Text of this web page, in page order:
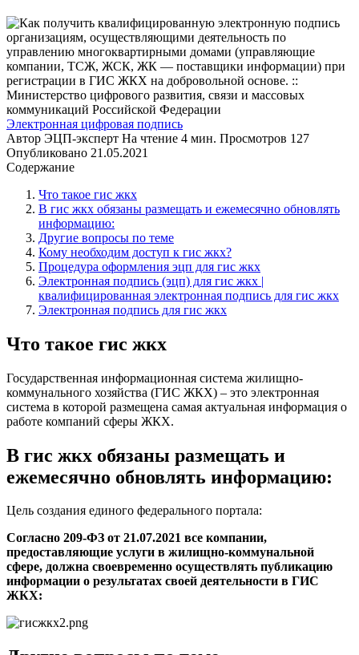
Электронная цифровая подпись
Автор ЭЦП-эксперт На чтение 4 мин. Просмотров 127
Опубликовано 21.05.2021
Содержание
Что такое гис жкх
В гис жкх обязаны размещать и ежемесячно обновлять
информацию:
Другие вопросы по теме
Кому необходим доступ к гис жкх?
Процедура оформления эцп для гис жкх
Электронная подпись (эцп) для гис жкх |
квалифицированная электронная подпись для гис жкх
Электронная подпись для гис жкх
Что такое гис жкх
Государственная информационная система жилищно-
коммунального хозяйства (ГИС ЖКХ) – это электронная
система в которой размещена самая актуальная информация о
работе компаний сферы ЖКХ.
В гис жкх обязаны размещать и
ежемесячно обновлять информацию:
Цель создания единого федерального портала:
Согласно 209-ФЗ от 21.07.2021 все компании,
предоставляющие услуги в жилищно-коммунальной
сфере, должна своевременно осуществлять публикацию
информации о результатах своей деятельности в ГИС
ЖКХ: